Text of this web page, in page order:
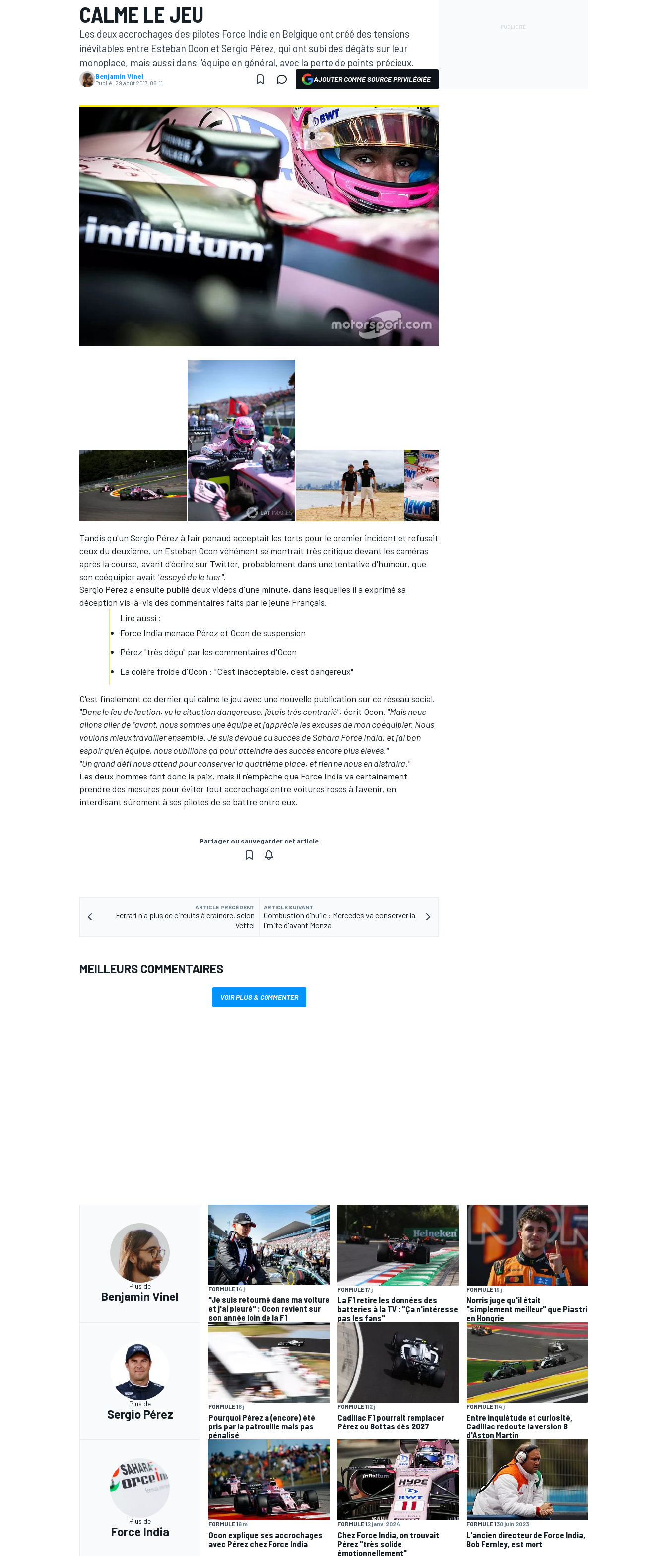
MOTOGP
CALME LE JEU
Les deux accrochages des pilotes Force India en Belgique ont créé des tensions
inévitables entre Esteban Ocon et Sergio Pérez, qui ont subi des dégâts sur leur
monoplace, mais aussi dans l'équipe en général, avec la perte de points précieux.
Benjamin Vinel
Publié: 29 août 2017, 08:11 AJOUTER COMME SOURCE PRIVILÉGIÉE
Tandis qu'un Sergio Pérez à l'air penaud acceptait les torts pour le premier incident et refusait
ceux du deuxième, un Esteban Ocon véhément se montrait très critique devant les caméras
après la course, avant d'écrire sur Twitter, probablement dans une tentative d'humour, que
son coéquipier avait "essayé de le tuer".
Sergio Pérez a ensuite publié deux vidéos d'une minute, dans lesquelles il a exprimé sa
déception vis-à-vis des commentaires faits par le jeune Français.
Lire aussi :
Force India menace Pérez et Ocon de suspension
Pérez "très déçu" par les commentaires d'Ocon
La colère froide d'Ocon : "C'est inacceptable, c'est dangereux"
C'est finalement ce dernier qui calme le jeu avec une nouvelle publication sur ce réseau social.
"Dans le feu de l'action, vu la situation dangereuse, j'étais très contrarié", écrit Ocon. "Mais nous
allons aller de l'avant, nous sommes une équipe et j'apprécie les excuses de mon coéquipier. Nous
voulons mieux travailler ensemble. Je suis dévoué au succès de Sahara Force India, et j'ai bon
espoir qu'en équipe, nous oubliions ça pour atteindre des succès encore plus élevés."
"Un grand défi nous attend pour conserver la quatrième place, et rien ne nous en distraira."
Les deux hommes font donc la paix, mais il n'empêche que Force India va certainement
prendre des mesures pour éviter tout accrochage entre voitures roses à l'avenir, en
interdisant sûrement à ses pilotes de se battre entre eux.
Partager ou sauvegarder cet article
ARTICLE PRÉCÉDENT
Ferrari n'a plus de circuits à craindre, selon
Vettel
ARTICLE SUIVANT
Combustion d'huile : Mercedes va conserver la
limite d'avant Monza
MEILLEURS COMMENTAIRES
VOIR PLUS & COMMENTER
Plus de
Benjamin Vinel
FORMULE 14 j
"Je suis retourné dans ma voiture
et j'ai pleuré" : Ocon revient sur
son année loin de la F1
FORMULE 17 j
La F1 retire les données des
batteries à la TV : "Ça n'intéresse
pas les fans"
FORMULE 19 j
Norris juge qu'il était
"simplement meilleur" que Piastri
en Hongrie
Plus de
Sergio Pérez
FORMULE 18 j
Pourquoi Pérez a (encore) été
pris par la patrouille mais pas
pénalisé
FORMULE 112 j
Cadillac F1 pourrait remplacer
Pérez ou Bottas dès 2027
FORMULE 114 j
Entre inquiétude et curiosité,
Cadillac redoute la version B
d'Aston Martin
Plus de
Force India
FORMULE 16 m
Ocon explique ses accrochages
avec Pérez chez Force India
FORMULE 12 janv. 2024
Chez Force India, on trouvait
Pérez "très solide
émotionnellement"
FORMULE 130 juin 2023
L'ancien directeur de Force India,
Bob Fernley, est mort